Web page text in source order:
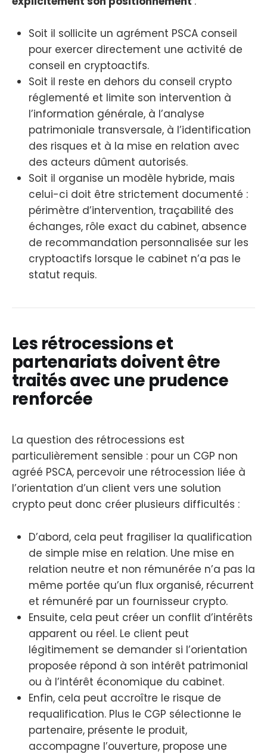
Soit il sollicite un agrément PSCA conseil
pour exercer directement une activité de
conseil en cryptoactifs.
Soit il reste en dehors du conseil crypto
réglementé et limite son intervention à
l’information générale, à l’analyse
patrimoniale transversale, à l’identification
des risques et à la mise en relation avec
des acteurs dûment autorisés.
Soit il organise un modèle hybride, mais
celui-ci doit être strictement documenté :
périmètre d’intervention, traçabilité des
échanges, rôle exact du cabinet, absence
de recommandation personnalisée sur les
cryptoactifs lorsque le cabinet n’a pas le
statut requis.
Les rétrocessions et
partenariats doivent être
traités avec une prudence
renforcée
La question des rétrocessions est
particulièrement sensible : pour un CGP non
agréé PSCA, percevoir une rétrocession liée à
l’orientation d’un client vers une solution
crypto peut donc créer plusieurs difficultés :
D’abord, cela peut fragiliser la qualification
de simple mise en relation. Une mise en
relation neutre et non rémunérée n’a pas la
même portée qu’un flux organisé, récurrent
et rémunéré par un fournisseur crypto.
Ensuite, cela peut créer un conflit d’intérêts
apparent ou réel. Le client peut
légitimement se demander si l’orientation
proposée répond à son intérêt patrimonial
ou à l’intérêt économique du cabinet.
Enfin, cela peut accroître le risque de
requalification. Plus le CGP sélectionne le
partenaire, présente le produit,
accompagne l’ouverture, propose une